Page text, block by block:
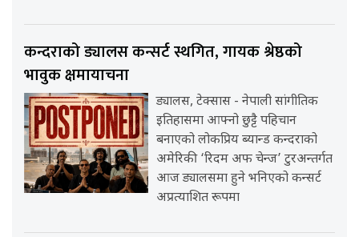
कन्दराको ड्यालस कन्सर्ट स्थगित, गायक श्रेष्ठको
भावुक क्षमायाचना
ड्यालस, टेक्सास - नेपाली सांगीतिक
इतिहासमा आफ्नो छुट्टै पहिचान
बनाएको लोकप्रिय ब्यान्ड कन्दराको
अमेरिकी ‘रिदम अफ चेन्ज’ टुरअन्तर्गत
आज ड्यालसमा हुने भनिएको कन्सर्ट
अप्रत्याशित रूपमा